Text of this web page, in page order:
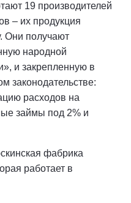
19 производителей
– их продукция
Они получают
народной
и закрепленную в
законодательстве:
расходов на
займы под 2% и
фабрика
работает в